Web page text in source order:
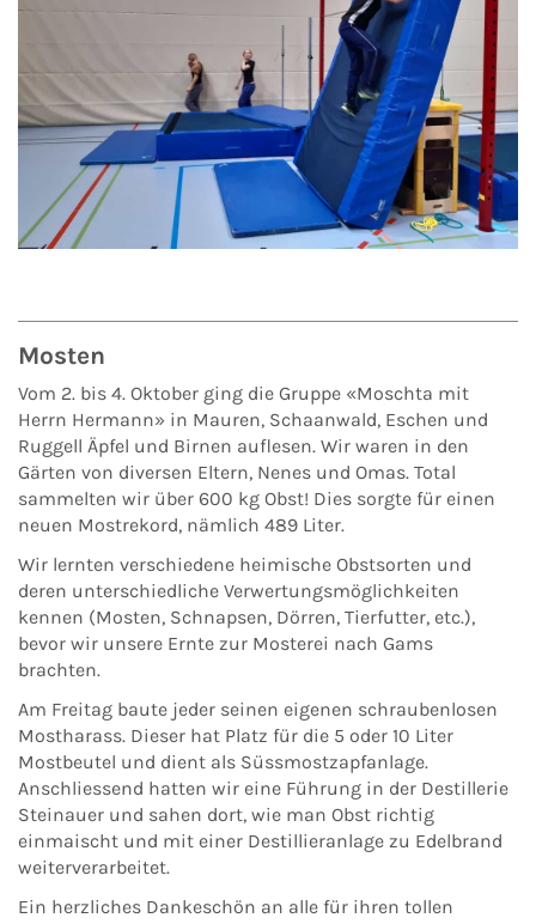
Mosten
Vom 2. bis 4. Oktober ging die Gruppe «Moschta mit
Herrn Hermann» in Mauren, Schaanwald, Eschen und
Ruggell Äpfel und Birnen auflesen. Wir waren in den
Gärten von diversen Eltern, Nenes und Omas. Total
sammelten wir über 600 kg Obst! Dies sorgte für einen
neuen Mostrekord, nämlich 489 Liter.
Wir lernten verschiedene heimische Obstsorten und
deren unterschiedliche Verwertungsmöglichkeiten
kennen (Mosten, Schnapsen, Dörren, Tierfutter, etc.),
bevor wir unsere Ernte zur Mosterei nach Gams
brachten.
Am Freitag baute jeder seinen eigenen schraubenlosen
Mostharass. Dieser hat Platz für die 5 oder 10 Liter
Mostbeutel und dient als Süssmostzapfanlage.
Anschliessend hatten wir eine Führung in der Destillerie
Steinauer und sahen dort, wie man Obst richtig
einmaischt und mit einer Destillieranlage zu Edelbrand
weiterverarbeitet.
Ein herzliches Dankeschön an alle für ihren tollen